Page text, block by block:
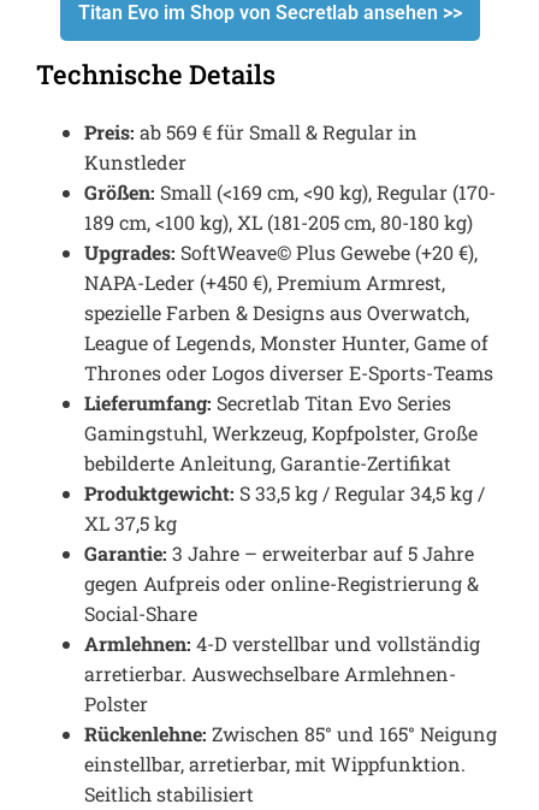
Titan Evo im Shop von Secretlab ansehen >>
Technische Details
Preis: ab 569 € für Small & Regular in
Kunstleder
Größen: Small (<169 cm, <90 kg), Regular (170-
189 cm, <100 kg), XL (181-205 cm, 80-180 kg)
Upgrades: SoftWeave© Plus Gewebe (+20 €),
NAPA-Leder (+450 €), Premium Armrest,
spezielle Farben & Designs aus Overwatch,
League of Legends, Monster Hunter, Game of
Thrones oder Logos diverser E-Sports-Teams
Lieferumfang: Secretlab Titan Evo Series
Gamingstuhl, Werkzeug, Kopfpolster, Große
bebilderte Anleitung, Garantie-Zertifikat
Produktgewicht: S 33,5 kg / Regular 34,5 kg /
XL 37,5 kg
Garantie: 3 Jahre – erweiterbar auf 5 Jahre
gegen Aufpreis oder online-Registrierung &
Social-Share
Armlehnen: 4-D verstellbar und vollständig
arretierbar. Auswechselbare Armlehnen-
Polster
Rückenlehne: Zwischen 85° und 165° Neigung
einstellbar, arretierbar, mit Wippfunktion.
Seitlich stabilisiert